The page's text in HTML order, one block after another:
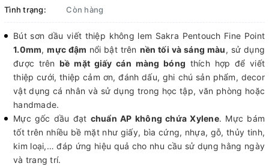
Tình trạng:
Còn hàng
Bút sơn dầu viết thiệp không lem Sakra Pentouch Fine Point
1.0mm,mực đậm nổi bật trên nền tối và sáng màu, sử dụng
được trênbề mặt giấy cán màng bóng thích hợp để viết
thiệp cưới, thiệp cảm ơn, đánh dấu, ghi chú sản phẩm, decor
vật dụng cá nhân và sử dụng trong học tập, văn phòng hoặc
handmade.
Mực gốc dầu đạt chuẩn AP không chứa Xylene. Mực bám
tốt trên nhiều bề mặt như giấy, bìa cứng, nhựa, gỗ, thủy tinh,
kim loại,… đáp ứng hiệu quả cho nhu cầu sử dụng hằng ngày
và trang trí.